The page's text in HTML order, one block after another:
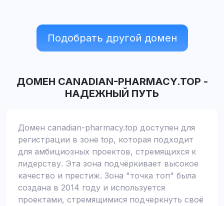
Подобрать другой домен
ДОМЕН CANADIAN-PHARMACY.TOP -
НАДЕЖНЫЙ ПУТЬ
Домен canadian-pharmacy.top доступен для
регистрации в зоне top, которая подходит
для амбициозных проектов, стремящихся к
лидерству. Эта зона подчёркивает высокое
качество и престиж. Зона "точка топ" была
создана в 2014 году и используется
проектами, стремящимися подчеркнуть своё